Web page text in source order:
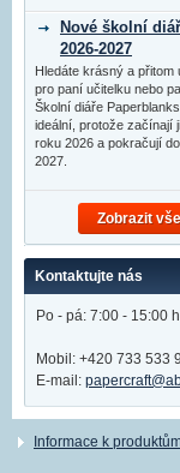
Nové školní
2026-2027
Hledáte krásný a přitom
pro paní učitelku nebo
Školní diáře
ideální, protože začínají
roku 2026 a pokračují
2027.
Zobrazit
Kontaktujte nás
Po - pá: 7:00 - 15:00
Mobil: +420 733 533
E-mail:
Informace k